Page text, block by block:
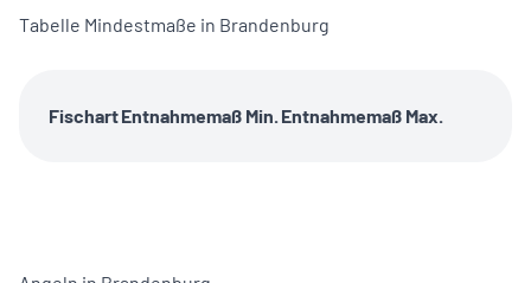
Tabelle Mindestmaße in Brandenburg
FischartEntnahmemaß Min.Entnahmemaß Max.